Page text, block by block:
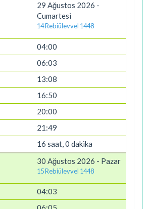
29 Ağustos 2026 -
Cumartesi
14 Rebiülevvel 1448
04:00
06:03
13:08
16:50
20:00
21:49
16 saat, 0 dakika
30 Ağustos 2026 - Pazar
15 Rebiülevvel 1448
04:03